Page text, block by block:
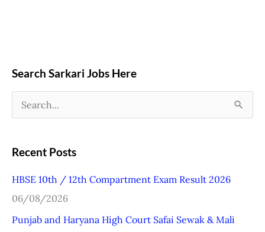
Search Sarkari Jobs Here
a
c
h
f
Recent Posts
HBSE 10th / 12th Compartment Exam Result 2026
06/08/2026
Punjab and Haryana High Court Safai Sewak & Mali